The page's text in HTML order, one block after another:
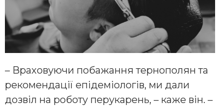
– Враховуючи побажання тернополян та
рекомендації епідеміологів, ми дали
дозвіл на роботу перукарень, – каже він. –